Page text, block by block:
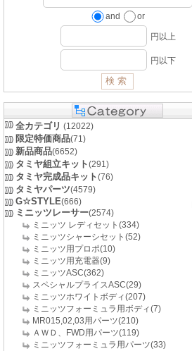
and or
円以上
円以下
全カテゴリ (12022)
限定特価商品(71)
新品商品(6652)
タミヤ組立キット(291)
タミヤ完成品キット(76)
タミヤパーツ(4579)
G☆STYLE(666)
ミニッツレーサー(2574)
ミニッツ レディセット(334)
ミニッツシャーシセット(52)
ミニッツ用プロポ(10)
ミニッツ用充電器(9)
ミニッツASC(362)
スペシャルプライスASC(29)
ミニッツホワイトボディ(207)
ミニッツフォーミュラ用ボディ(7)
MR015,02,03用パーツ(210)
ＡＷＤ、FWD用パーツ(119)
ミニッツフォーミュラ用パーツ(33)